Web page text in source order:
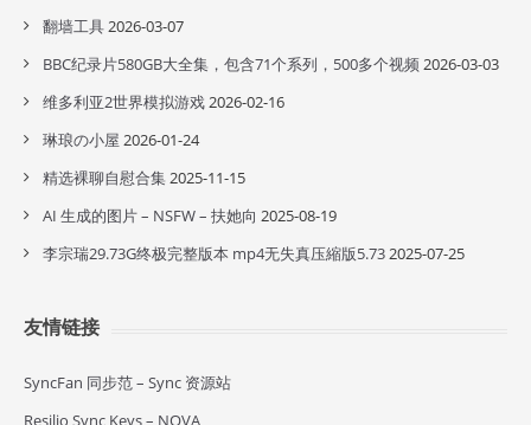
翻墙工具2026-03-07
BBC纪录片580GB大全集，包含71个系列，500多个视频2026-03-03
维多利亚2世界模拟游戏2026-02-16
琳琅の小屋 2026-01-24
精选裸聊自慰合集2025-11-15
AI 生成的图片 – NSFW – 扶她向 2025-08-19
李宗瑞29.73G终极完整版本 mp4无失真压縮版5.732025-07-25
友情链接
SyncFan 同步范 – Sync 资源站
Resilio Sync Keys – NOVA